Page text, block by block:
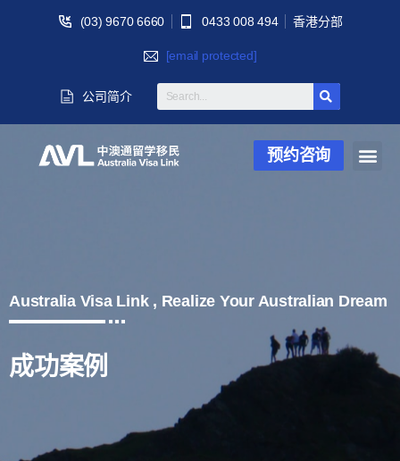
(03) 9670 6660 0433 008 494 香港分部
[email protected]
公司简介
预约咨询
Australia Visa Link , Realize Your Australian Dream
成功案例